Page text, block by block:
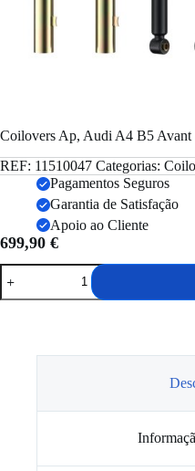
Coilovers Ap, Audi A4 B5 Avant
REF: 11510047 Categorias:
Pagamentos Seguros
Garantia de Satisfação
Apoio ao Cliente
699,90 €
Quantidade
de
Coilovers